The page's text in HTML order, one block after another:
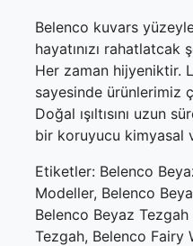
Belenco kuvars
hayatınızı
Her zaman hijyeniktir.
sayesinde ürünlerimiz
Doğal ışıltısını uzun
bir koruyucu kimyasal
Etiketler: Belenco
Modeller, Belenco
Belenco Beyaz Tezgah
Tezgah, Belenco Fairy